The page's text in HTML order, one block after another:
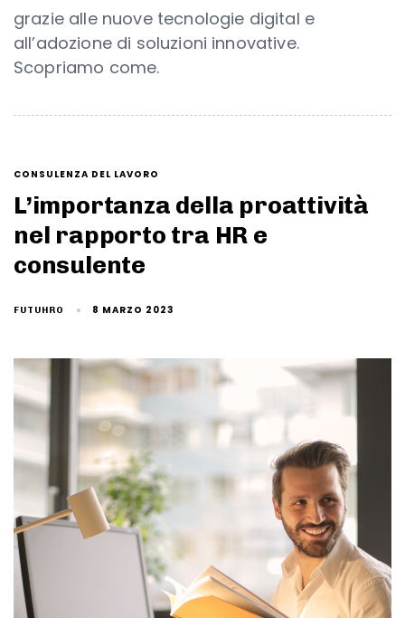
grazie alle nuove tecnologie digital e
all’adozione di soluzioni innovative.
Scopriamo come.
CONSULENZA DEL LAVORO
L’importanza della proattività
nel rapporto tra HR e
consulente
FUTUHRO 8 MARZO 2023